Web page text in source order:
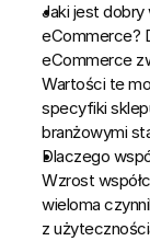
Jaki jest dobry
eCommerce?
eCommerce
Wartości te
specyfiki
branżowymi
Dlaczego
Wzrost
wieloma
z